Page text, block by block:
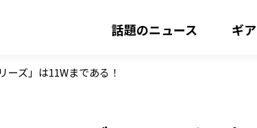
話題のニュース ギア
ーズ」は11Wまである！